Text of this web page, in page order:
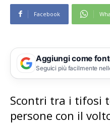
Facebook
Aggiungi come
Seguici più facilmente
Scontri tra i tifosi
persone con il